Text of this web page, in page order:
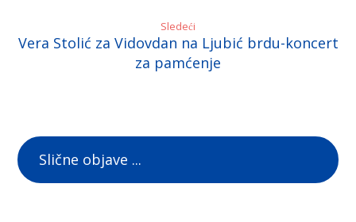
Sledeći
Vera Stolić za Vidovdan na Ljubić brdu-koncert
za pamćenje
Slične objave ...